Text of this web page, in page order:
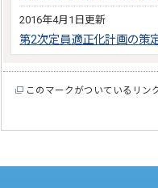
2016年4月1日更新
第2次定員適正化計画の策
このマークがついているリン